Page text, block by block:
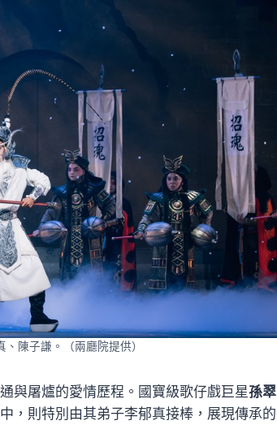
、陳子謙。（兩廳院提供）
與屠爐的愛情歷程。國寶級歌仔戲巨星孫翠
，則特別由其弟子李郁真接棒，展現傳承的